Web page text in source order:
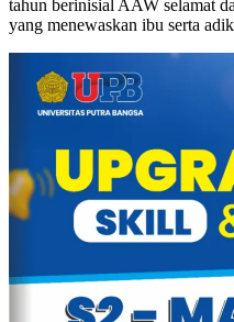
tahun berinisial AAW selamat
yang menewaskan ibu serta